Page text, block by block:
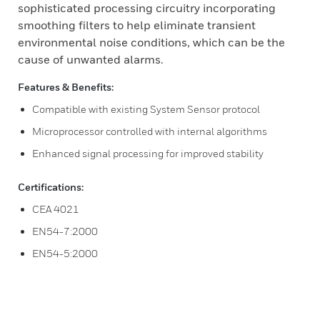
sophisticated processing circuitry incorporating
smoothing filters to help eliminate transient
environmental noise conditions, which can be the
cause of unwanted alarms.
Features & Benefits:
Compatible with existing System Sensor protocol
Microprocessor controlled with internal algorithms
Enhanced signal processing for improved stability
Certifications:
CEA 4021
EN54-7:2000
EN54-5:2000